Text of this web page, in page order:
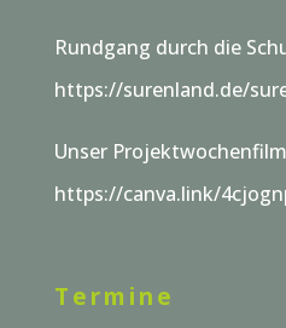
Rundgang durch die
https://surenland.de/
Unser
https://canva.link/
Termine